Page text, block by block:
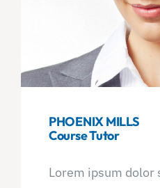
PHOENIX MILLS
Course Tutor
Lorem ipsum dolor